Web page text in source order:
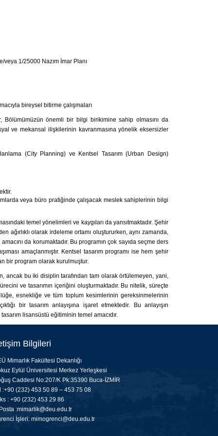
veya 1/25000 Nazım İmar Planı
bireysel bitirme çalışmaları
Bölümümüzün önemli bir bilgi birikimine sahip olmasını da
ve mekansal ilişkilerinin kavranmasına yönelik eksersizler
(City Planning) ve Kentsel Tasarım (Urban Design)
veya büro pratiğinde çalışacak meslek sahiplerinin bilgi
temel yönelimleri ve kaygıları da yansıtmaktadır. Şehir
ağırlıklı olarak irdeleme ortamı oluştururken, aynı zamanda,
da korumaktadır. Bu programın çok sayıda seçme ders
amaçlanmıştır. Kentsel tasarım programı ise hem şehir
bir program olarak kurulmuştur.
ancak bu iki disiplin tarafından tam olarak örtülemeyen, yani,
ve tasarımın içeriğini oluşturmaktadır. Bu nitelik, süreçte
esnekliğe ve tüm toplum kesimlerinin gereksinmelerinin
bir tasarım anlayışına işaret etmektedir. Bu anlayışın
lisansüstü eğitiminin temel amacıdır.
Bilgileri
Mimarlık Fakültesi Dekanlığı
Eylül Üniversitesi Merkez Yerleşkesi
Caddesi No:207/K Pk:35390 Buca-İZMİR
:+90 (232) 453 50 89 – 453 75 08
: +90 (232) 453 29 86
:mimarlik@deu.edu.tr
İşleri: mimogrenci@deu.edu.tr